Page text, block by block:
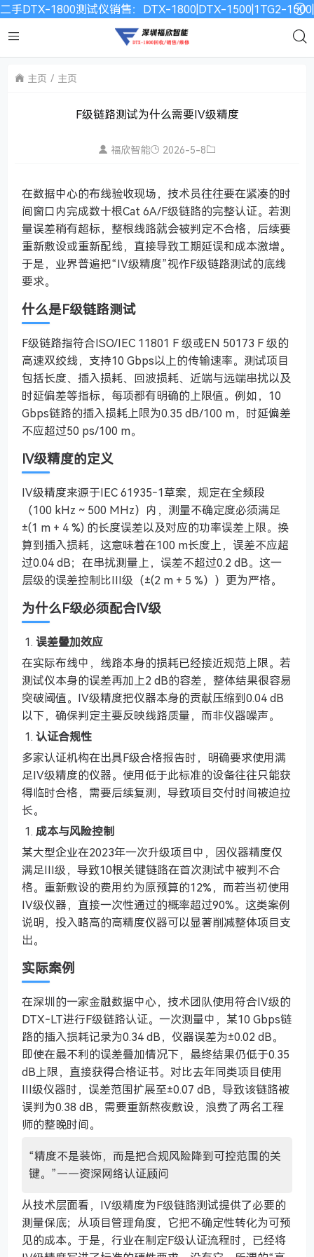
二手DTX-1800测试仪销售：DTX-1800|DTX-1500|1TG2-
主页 主页
F级链路测试为什么需要IV级精度
福欣智能 2026-5-8
在数据中心的布线验收现场，技术员往往要在紧凑的时
间窗口内完成数十根Cat 6A/F级链路的完整认证。若测
量误差稍有超标，整根线路就会被判定不合格，后续要
重新敷设或重新配线，直接导致工期延误和成本激增。
于是，业界普遍把“IV级精度”视作F级链路测试的底线
要求。
什么是F级链路测试
F级链路指符合ISO/IEC 11801 F 级或EN 50173 F 级的
高速双绞线，支持10 Gbps以上的传输速率。测试项目
包括长度、插入损耗、回波损耗、近端与远端串扰以及
时延偏差等指标，每项都有明确的上限值。例如，10
Gbps链路的插入损耗上限为0.35 dB/100 m，时延偏差
不应超过50 ps/100 m。
IV级精度的定义
IV级精度来源于IEC 61935‑1草案，规定在全频段
（100 kHz ~ 500 MHz）内，测量不确定度必须满足
±(1 m + 4 %) 的长度误差以及对应的功率误差上限。换
算到插入损耗，这意味着在100 m长度上，误差不应超
过0.04 dB；在串扰测量上，误差不超过0.2 dB。这一
层级的误差控制比III级（±(2 m + 5 %））更为严格。
为什么F级必须配合IV级
误差叠加效应
在实际布线中，线路本身的损耗已经接近规范上限。若
测试仪本身的误差再加上2 dB的容差，整体结果很容易
突破阈值。IV级精度把仪器本身的贡献压缩到0.04 dB
以下，确保判定主要反映线路质量，而非仪器噪声。
认证合规性
多家认证机构在出具F级合格报告时，明确要求使用满
足IV级精度的仪器。使用低于此标准的设备往往只能获
得临时合格，需要后续复测，导致项目交付时间被迫拉
长。
成本与风险控制
某大型企业在2023年一次升级项目中，因仪器精度仅
满足III级，导致10根关键链路在首次测试中被判不合
格。重新敷设的费用约为原预算的12%，而若当初使用
IV级仪器，直接一次性通过的概率超过90%。这类案例
说明，投入略高的高精度仪器可以显著削减整体项目支
出。
实际案例
在深圳的一家金融数据中心，技术团队使用符合IV级的
DTX‑LT进行F级链路认证。一次测量中，某10 Gbps链
路的插入损耗记录为0.34 dB，仪器误差为±0.02 dB。
即使在最不利的误差叠加情况下，最终结果仍低于0.35
dB上限，直接获得合格证书。对比去年同类项目使用
III级仪器时，误差范围扩展至±0.07 dB，导致该链路被
误判为0.38 dB，需要重新熬夜敷设，浪费了两名工程
师的整晚时间。
“精度不是装饰，而是把合规风险降到可控范围的关
键。”——资深网络认证顾问
从技术层面看，IV级精度为F级链路测试提供了必要的
测量保底；从项目管理角度，它把不确定性转化为可预
见的成本。于是，行业在制定F级认证流程时，已经将